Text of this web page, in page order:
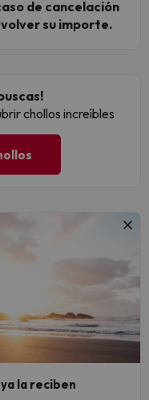
de cancelación
su importe.
chollos increíbles
la reciben